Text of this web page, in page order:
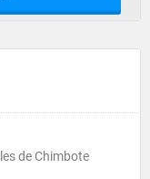
de Chimbote